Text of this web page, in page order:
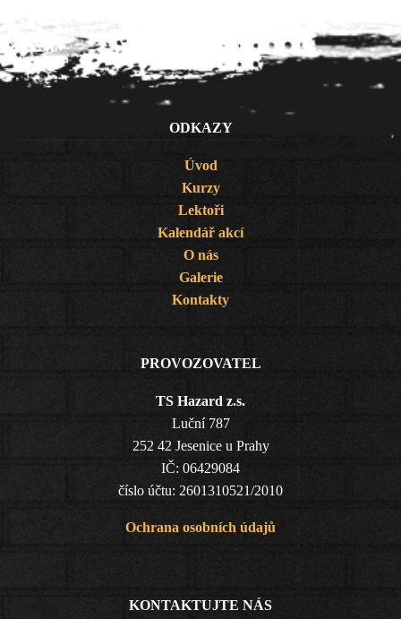
ODKAZY
Úvod
Kurzy
Lektoři
Kalendář akcí
O nás
Galerie
Kontakty
PROVOZOVATEL
TS Hazard z.s.
Luční 787
252 42 Jesenice u Prahy
IČ: 06429084
číslo účtu: 2601310521/2010
Ochrana osobních údajů
KONTAKTUJTE NÁS